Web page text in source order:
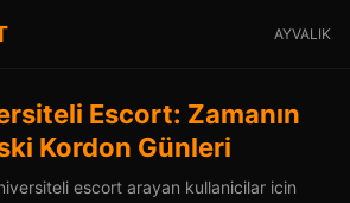
AYVALIK
Escort: Zamanın
Kordon Günleri
escort arayan kullanicilar icin